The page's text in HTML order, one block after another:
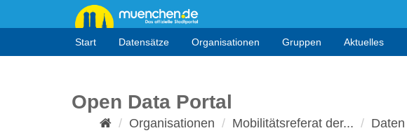
Start Datensätze Organisationen Gruppen Aktuelles
Open Data Portal
Organisationen Mobilitätsreferat der...